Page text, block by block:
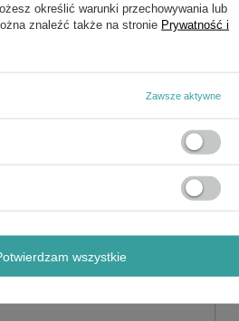
określić warunki przechowywania lub
znaleźć także na stronie Prywatność i
Zawsze aktywne
wszystkie